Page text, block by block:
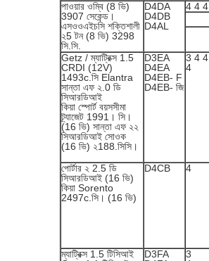
পাওয়ার ওম্বি (8 ভি)
3907 সেকেন্ড।
এসওওএইচসি শক্তিশালী
২5 টন (8 ভি) 3298
সি.সি.
D4DA
D4DB
D4AL
4 4 4
Getz / ম্যাট্রিক্স 1.5
CRDI (12V)
1493c.সি Elantra
সান্তা এফ ২.0 ডি
সিআরডিআই
কিয়া স্পোর্ট বয়সসীমা
ট্র্যাজেট 1991। সি।
(16 ভি) সান্তা এফ ২২
সিআরডিআই সোওক
(16 ভি) ২188.সিসি।
D3EA
D4EA
D4EB- F
D4EB- জি
3 4 4
4
পোর্টার ২ 2.5 ডি
সিআরডিআই (16 ভি)
কিয়া Sorento
2497c.সি। (16 ভি)
D4CB 4
ম্যাট্রিক্স 1.5 টিসিআই
D3FA
3